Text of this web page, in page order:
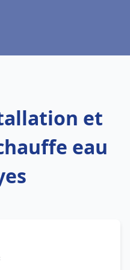
et
eau